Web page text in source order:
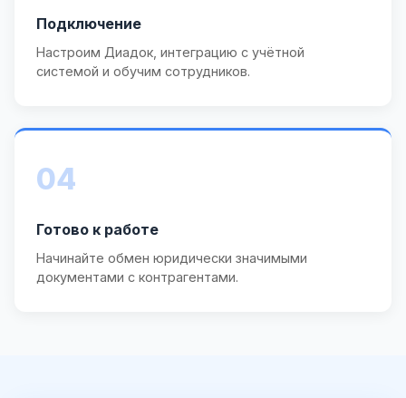
Подключение
Настроим Диадок, интеграцию с учётной
системой и обучим сотрудников.
04
Готово к работе
Начинайте обмен юридически значимыми
документами с контрагентами.